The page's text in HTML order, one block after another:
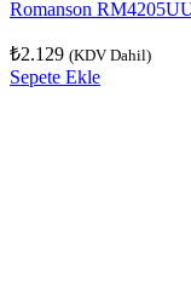
Romanson
₺2.129 (KDV Dahil)
Sepete Ekle